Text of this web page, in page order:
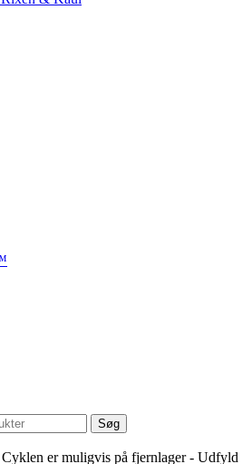
Søg
Cyklen er muligvis på fjernlager - Udfyld